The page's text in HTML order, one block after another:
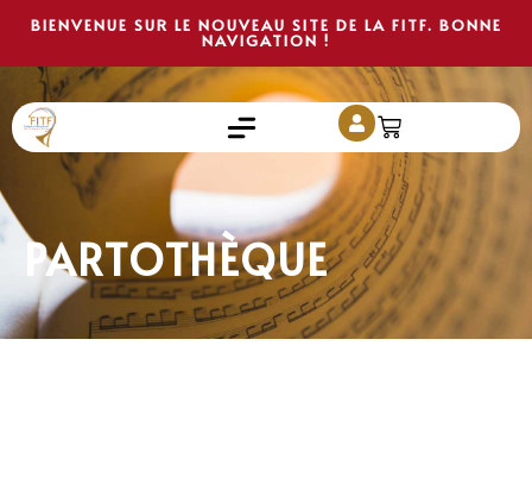
BIENVENUE SUR LE NOUVEAU SITE DE LA FITF. BONNE
NAVIGATION !
PARTOTHÈQUE